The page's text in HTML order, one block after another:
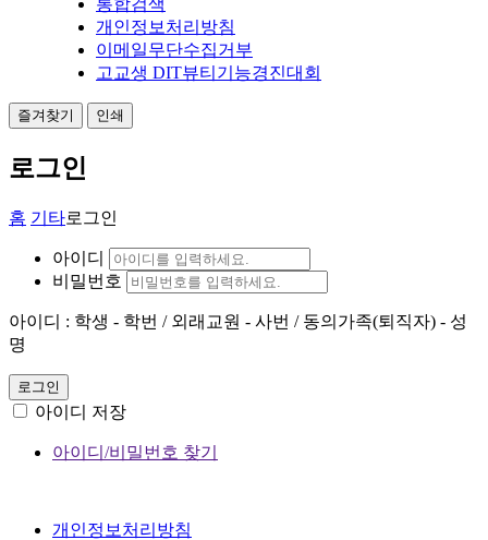
개인정보처리방침
이메일무단수집거부
고교생 DIT뷰티기능경진대회
즐겨찾기 인쇄
로그인
홈 기타로그인
아이디
비밀번호
아이디 : 학생 - 학번 / 외래교원 - 사번 / 동의가족(퇴직자) - 성
명
로그인
아이디 저장
아이디/비밀번호 찾기
개인정보처리방침